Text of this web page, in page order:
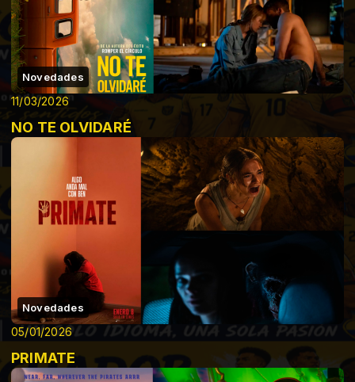
Novedades
11/03/2026
NO TE OLVIDARÉ
Novedades
05/01/2026
PRIMATE